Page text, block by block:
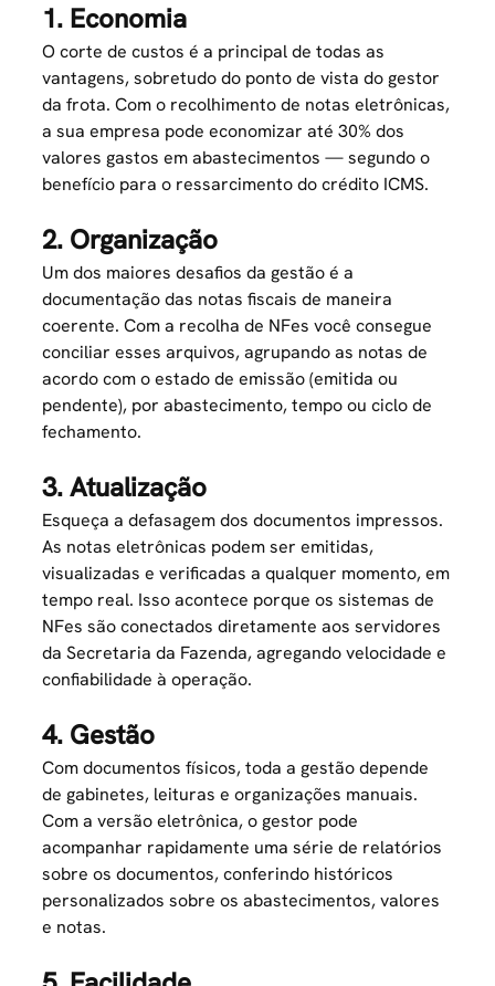
1. Economia
O corte de custos é a principal de todas as
vantagens, sobretudo do ponto de vista do gestor
da frota. Com o recolhimento de notas eletrônicas,
a sua empresa pode economizar até 30% dos
valores gastos em abastecimentos — segundo o
benefício para o ressarcimento do crédito ICMS.
2. Organização
Um dos maioresdesafios da gestãoé a
documentação das notas fiscais de maneira
coerente. Com a recolha de NFes você consegue
conciliar esses arquivos, agrupando as notas de
acordo com o estado de emissão (emitida ou
pendente), por abastecimento, tempo ou ciclo de
fechamento.
3. Atualização
Esqueça a defasagem dos documentos impressos.
As notas eletrônicas podem ser emitidas,
visualizadas e verificadas a qualquer momento, em
tempo real. Isso acontece porque os sistemas de
NFes são conectados diretamente aos servidores
da Secretaria da Fazenda, agregando velocidade e
confiabilidade à operação.
4. Gestão
Com documentos físicos, toda a gestão depende
de gabinetes, leituras e organizações manuais.
Com a versão eletrônica, o gestor pode
acompanhar rapidamente uma série de relatórios
sobre os documentos, conferindo históricos
personalizados sobre os abastecimentos, valores
e notas.